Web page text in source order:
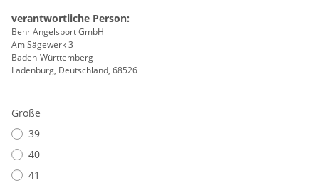
verantwortliche Person:
Behr Angelsport GmbH
Am Sägewerk 3
Baden-Württemberg
Ladenburg, Deutschland, 68526
Größe
39
40
41